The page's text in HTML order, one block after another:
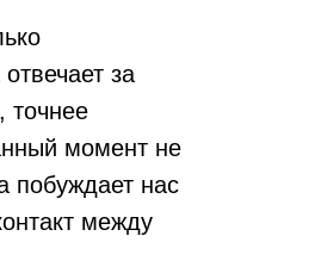
за
точнее
момент не
побуждает нас
между